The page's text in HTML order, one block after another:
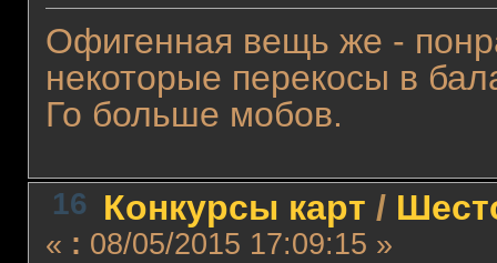
Офигенная вещь же -
некоторые перекосы в
Го больше мобов.
16 Конкурсы карт /
« : 08/05/2015 17:09:15 »